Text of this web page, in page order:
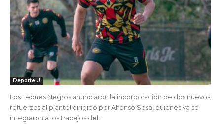
Deporte U
Los Leones Negros anunciaron la incorporación de dos nuevos
refuerzos al plantel dirigido por Alfonso Sosa, quienes ya se
integraron a los trabajos del...